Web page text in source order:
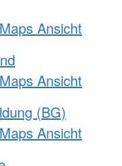
Ansicht
Ansicht
(BG)
Ansicht